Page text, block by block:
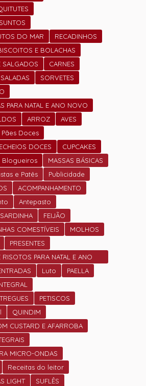
DO MAR
RECADINHOS
E BOLACHAS
SALGADOS
CARNES
SALADAS
SORVETES
PARA NATAL E ANO NOVO
ARROZ
AVES
Pães Doces
DOCES
CUPCAKES
Blogueiros
MASSAS BÁSICAS
e Patês
Publicidade
ACOMPANHAMENTO
Antepasto
FEIJÃO
COMESTÍVEIS
MOLHOS
PRESENTES
PARA NATAL E ANO
NOVO Luto
PAELLA
PETISCOS
QUINDIM
CUSTARD E AFARROBA
MICRO-ONDAS
Receitas do leitor
LIGHT
SUFLÊS